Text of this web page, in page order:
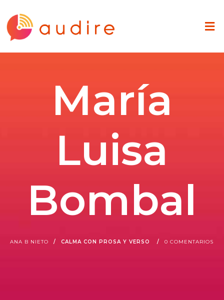
María
Luisa
Bombal
ANA B NIETO CALMA CON PROSA Y VERSO 0 COMENTARIOS